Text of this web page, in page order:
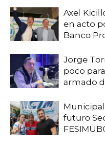
Axel
en acto
Banco
Jorge
poco
armado
futuro